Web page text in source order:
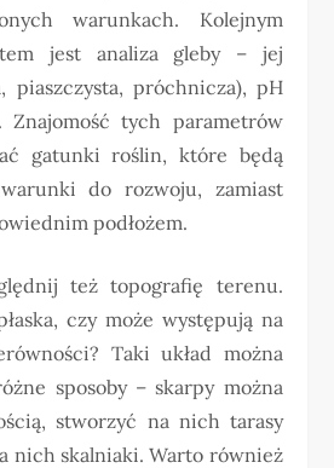
warunkach. Kolejnym
jest analiza gleby – jej
piaszczysta, próchnicza), pH
Znajomość tych parametrów
gatunki roślin, które będą
do rozwoju, zamiast
podłożem.
też topografię terenu.
czy może występują na
Taki układ można
sposoby – skarpy można
stworzyć na nich tarasy
nich skalniaki. Warto również